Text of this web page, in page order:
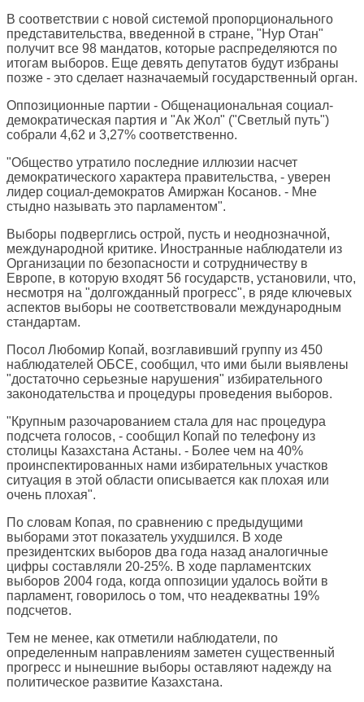
В соответствии с новой системой пропорционального
представительства, введенной в стране, "Нур Отан"
получит все 98 мандатов, которые распределяются по
итогам выборов. Еще девять депутатов будут избраны
позже - это сделает назначаемый государственный орган.
Оппозиционные партии - Общенациональная социал-
демократическая партия и "Ак Жол" ("Светлый путь")
собрали 4,62 и 3,27% соответственно.
"Общество утратило последние иллюзии насчет
демократического характера правительства, - уверен
лидер социал-демократов Амиржан Косанов. - Мне
стыдно называть это парламентом".
Выборы подверглись острой, пусть и неоднозначной,
международной критике. Иностранные наблюдатели из
Организации по безопасности и сотрудничеству в
Европе, в которую входят 56 государств, установили, что,
несмотря на "долгожданный прогресс", в ряде ключевых
аспектов выборы не соответствовали международным
стандартам.
Посол Любомир Копай, возглавивший группу из 450
наблюдателей ОБСЕ, сообщил, что ими были выявлены
"достаточно серьезные нарушения" избирательного
законодательства и процедуры проведения выборов.
"Крупным разочарованием стала для нас процедура
подсчета голосов, - сообщил Копай по телефону из
столицы Казахстана Астаны. - Более чем на 40%
проинспектированных нами избирательных участков
ситуация в этой области описывается как плохая или
очень плохая".
По словам Копая, по сравнению с предыдущими
выборами этот показатель ухудшился. В ходе
президентских выборов два года назад аналогичные
цифры составляли 20-25%. В ходе парламентских
выборов 2004 года, когда оппозиции удалось войти в
парламент, говорилось о том, что неадекватны 19%
подсчетов.
Тем не менее, как отметили наблюдатели, по
определенным направлениям заметен существенный
прогресс и нынешние выборы оставляют надежду на
политическое развитие Казахстана.